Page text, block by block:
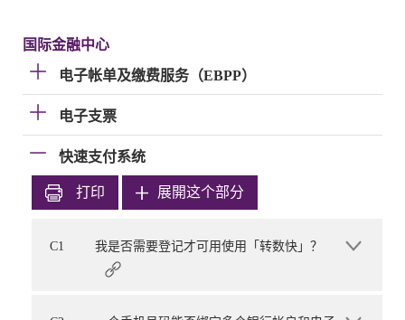
国际金融中心
电子帐单及缴费服务（EBPP）
电子支票
快速支付系统
打印 展開这个部分
C1 我是否需要登记才可用使用「转数快」？